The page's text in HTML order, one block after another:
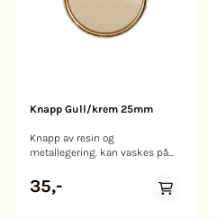
Knapp Gull/krem 25mm
Knapp av resin og
metallegering. kan vaskes på
25mm
35,-